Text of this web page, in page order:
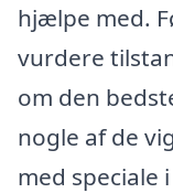
hjælpe med.
vurdere
om den
nogle af de
med speciale